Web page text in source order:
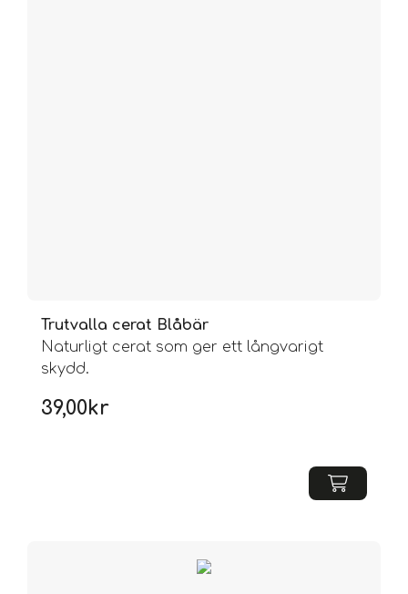
Trutvalla cerat Blåbär
Naturligt cerat som ger ett långvarigt
skydd.
39,00kr